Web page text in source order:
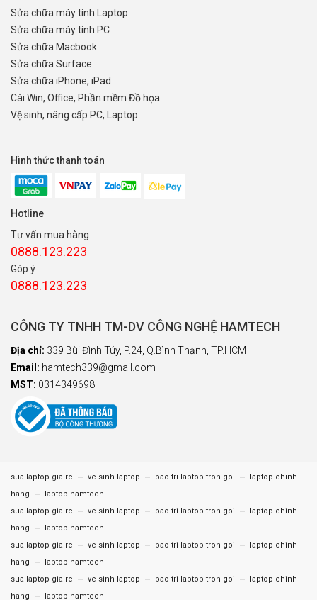
Sửa chữa máy tính Laptop
Sửa chữa máy tính PC
Sửa chữa Macbook
Sửa chữa Surface
Sửa chữa iPhone, iPad
Cài Win, Office, Phần mềm Đồ họa
Vệ sinh, nâng cấp PC, Laptop
Hình thức thanh toán
Hotline
Tư vấn mua hàng
0888.123.223
Góp ý
0888.123.223
CÔNG TY TNHH TM-DV CÔNG NGHỆ HAMTECH
Địa chỉ: 339 Bùi Đình Túy, P.24, Q.Bình Thạnh, TP.HCM
Email: hamtech339@gmail.com
MST: 0314349698
sua laptop gia re – ve sinh laptop – bao tri laptop tron goi –
laptop chinh
hang
–
laptop hamtech
sua laptop gia re
– ve sinh laptop – bao tri laptop tron goi –
laptop chinh
hang
–
laptop hamtech
sua laptop gia re
– ve sinh laptop – bao tri laptop tron goi –
laptop chinh
hang
–
laptop hamtech
sua laptop gia re
– ve sinh laptop – bao tri laptop tron goi –
laptop chinh
hang
– laptop hamtech